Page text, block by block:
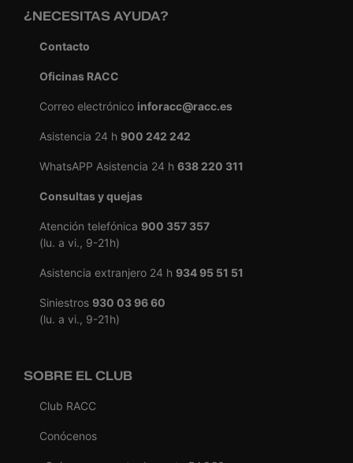
¿NECESITAS AYUDA?
Contacto
Oficinas RACC
Correo electrónico inforacc@racc.es
Asistencia 24 h 900 242 242
WhatsAPP Asistencia 24 h 638 220 311
Consultas y quejas
Atención telefónica 900 357 357
(lu. a vi., 9-21h)
Asistencia extranjero 24 h 934 95 51 51
Siniestros 930 03 96 60
(lu. a vi., 9-21h)
SOBRE EL CLUB
Club RACC
Conócenos